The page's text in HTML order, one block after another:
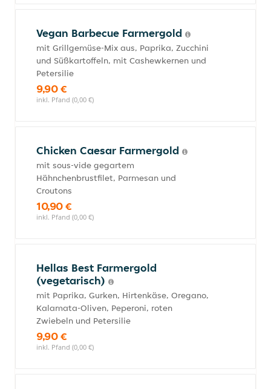
Vegan Barbecue Farmergold
mit Grillgemüse-Mix aus, Paprika, Zucchini
und Süßkartoffeln, mit Cashewkernen und
Petersilie
9,90 €
inkl. Pfand (0,00 €)
Chicken Caesar Farmergold
mit sous-vide gegartem
Hähnchenbrustfilet, Parmesan und
Croutons
10,90 €
inkl. Pfand (0,00 €)
Hellas Best Farmergold
(vegetarisch)
mit Paprika, Gurken, Hirtenkäse, Oregano,
Kalamata-Oliven, Peperoni, roten
Zwiebeln und Petersilie
9,90 €
inkl. Pfand (0,00 €)